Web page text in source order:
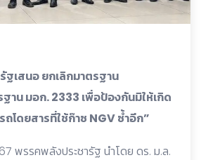
ฐเสนอ ยกเลิกมาตรฐาน
าน มอก. 2333 เพื่อป้องกันมิให้เกิด
โดยสารที่ใช้ก๊าซ NGV ซ้ำอีก”
พรรคพลังประชารัฐ นำโดย ดร. ม.ล.